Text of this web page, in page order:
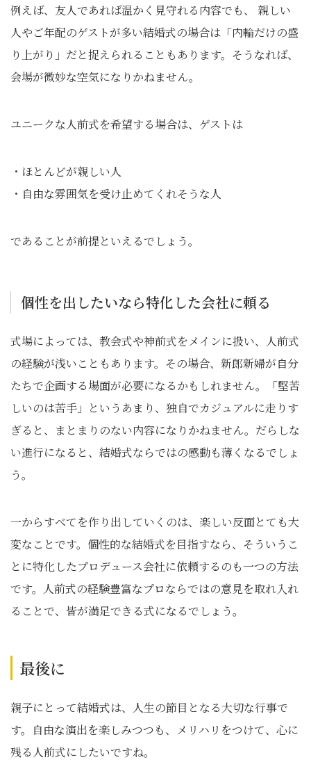
例えば、友人であれば温かく見守れる内容でも、 親しい
人やご年配のゲストが多い結婚式の場合は「内輪だけの盛
り上がり」だと捉えられることもあります。そうなれば、
会場が微妙な空気になりかねません。
ユニークな人前式を希望する場合は、ゲストは
・ほとんどが親しい人
・自由な雰囲気を受け止めてくれそうな人
であることが前提といえるでしょう。
個性を出したいなら特化した会社に頼る
式場によっては、教会式や神前式をメインに扱い、人前式
の経験が浅いこともあります。その場合、新郎新婦が自分
たちで企画する場面が必要になるかもしれません。「堅苦
しいのは苦手」というあまり、独自でカジュアルに走りす
ぎると、まとまりのない内容になりかねません。だらしな
い進行になると、結婚式ならではの感動も薄くなるでしょ
う。
一からすべてを作り出していくのは、楽しい反面とても大
変なことです。個性的な結婚式を目指すなら、そういうこ
とに特化したプロデュース会社に依頼するのも一つの方法
です。人前式の経験豊富なプロならではの意見を取れ入れ
ることで、皆が満足できる式になるでしょう。
最後に
親子にとって結婚式は、人生の節目となる大切な行事で
す。自由な演出を楽しみつつも、メリハリをつけて、心に
残る人前式にしたいですね。